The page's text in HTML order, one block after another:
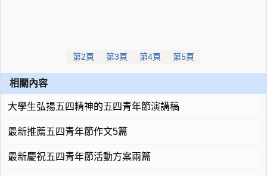
第2頁 第3頁 第4頁 第5頁
相關內容
大學生弘揚五四精神的五四青年節演講稿
最新推薦五四青年節作文5篇
最新慶祝五四青年節活動方案兩篇